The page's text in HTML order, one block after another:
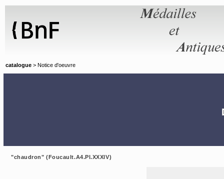
catalogue > Notice d'oeuvre
"chaudron" (Foucault.A4.Pl.XXXIV)